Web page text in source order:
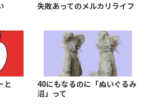
失敗あってのメルカリライフ
と
40にもなるのに「ぬいぐるみ
沼」って